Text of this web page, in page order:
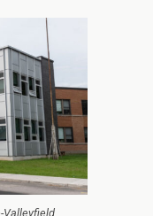
Valleyfield